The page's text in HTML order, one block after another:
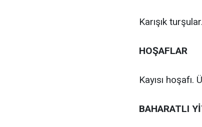
Karışık
HOŞAFLAR
Kayısı
BAHARATLI